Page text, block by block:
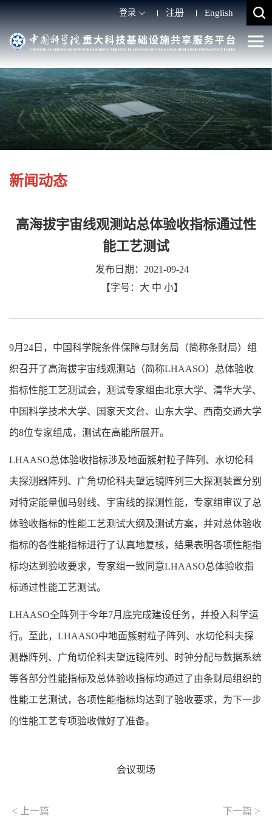
登录 注册 English
新闻动态
高海拔宇宙线观测站总体验收指标通过性
能工艺测试
发布日期：2021-09-24
【字号： 大 中 小】
9月24日，中国科学院条件保障与财务局（简称条财局）组
织召开了高海拔宇宙线观测站（简称LHAASO）总体验收
指标性能工艺测试会，测试专家组由北京大学、清华大学、
中国科学技术大学、国家天文台、山东大学、西南交通大学
的8位专家组成，测试在高能所展开。
LHAASO总体验收指标涉及地面簇射粒子阵列、水切伦科
夫探测器阵列、广角切伦科夫望远镜阵列三大探测装置分别
对特定能量伽马射线、宇宙线的探测性能，专家组审议了总
体验收指标的性能工艺测试大纲及测试方案，并对总体验收
指标的各性能指标进行了认真地复核，结果表明各项性能指
标均达到验收要求，专家组一致同意LHAASO总体验收指
标通过性能工艺测试。
LHAASO全阵列于今年7月底完成建设任务，并投入科学运
行。至此，LHAASO中地面簇射粒子阵列、水切伦科夫探
测器阵列、广角切伦科夫望远镜阵列、时钟分配与数据系统
等各部分性能指标及总体验收指标均通过了由条财局组织的
性能工艺测试，各项性能指标均达到了验收要求，为下一步
的性能工艺专项验收做好了准备。
会议现场
< 上一篇 下一篇 >